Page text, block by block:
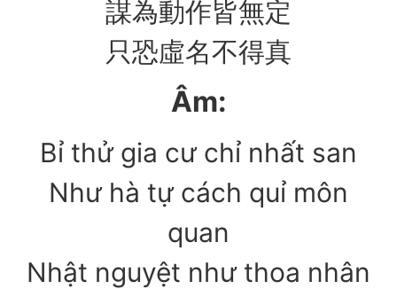
謀為動作皆無定
只恐虛名不得真
Âm:
Bỉ thử gia cư chỉ nhất san
Như hà tự cách quỉ môn
quan
Nhật nguyệt như thoa nhân